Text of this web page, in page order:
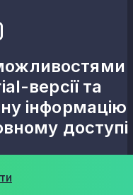
версії та
інформацію
доступі